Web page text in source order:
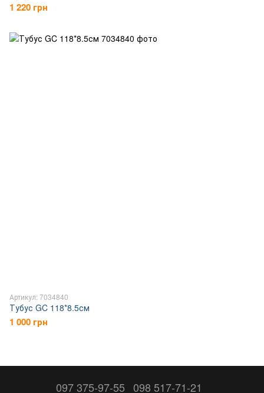
1 220 грн
Артикул: 7034840
Тубус GC 118*8.5см
1 000 грн
097 375-97-55 098 517-71-21